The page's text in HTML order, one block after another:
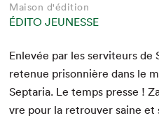
Maison d'édition
ÉDITO JEUNESSE
Enlevée par les servi­teurs de
retenue pris­on­nière dans le
Sep­taria. Le temps presse !
vre pour la retrou­ver saine